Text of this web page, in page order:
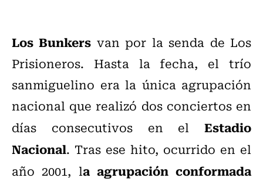
Los Bunkers van por la senda de Los
Prisioneros. Hasta la fecha, el trío
sanmiguelino era la única agrupación
nacional que realizó dos conciertos en
días consecutivos en el Estadio
Nacional. Tras ese hito, ocurrido en el
año 2001, la agrupación conformada